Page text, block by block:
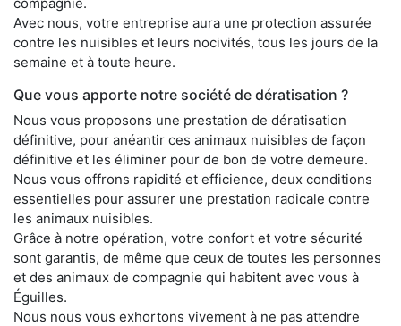
Avec nous, votre entreprise aura une protection assurée
contre les nuisibles et leurs nocivités, tous les jours de la
semaine et à toute heure.
Que vous apporte notre société de dératisation ?
Nous vous proposons une prestation de dératisation
définitive, pour anéantir ces animaux nuisibles de façon
définitive et les éliminer pour de bon de votre demeure.
Nous vous offrons rapidité et efficience, deux conditions
essentielles pour assurer une prestation radicale contre
les animaux nuisibles.
Grâce à notre opération, votre confort et votre sécurité
sont garantis, de même que ceux de toutes les personnes
et des animaux de compagnie qui habitent avec vous à
Éguilles.
Nous nous vous exhortons vivement à ne pas attendre